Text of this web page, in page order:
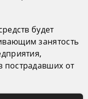
будет
занятость
от